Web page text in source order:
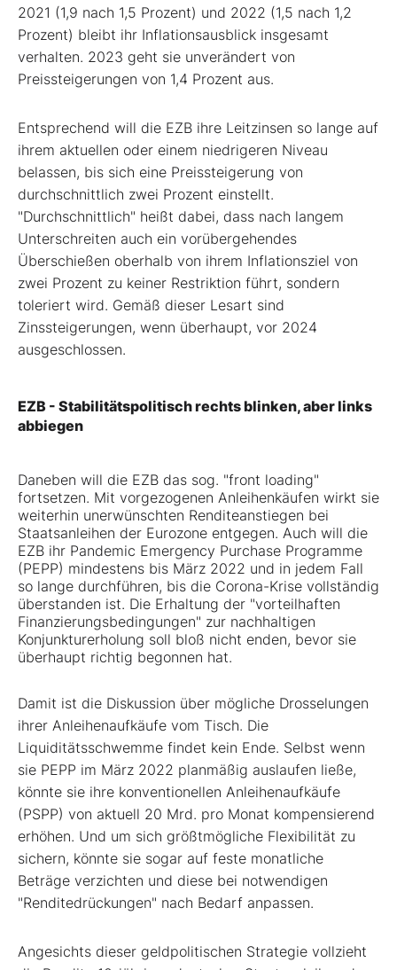
2021 (1,9 nach 1,5 Prozent) und 2022 (1,5 nach 1,2
Prozent) bleibt ihr Inflationsausblick insgesamt
verhalten. 2023 geht sie unverändert von
Preissteigerungen von 1,4 Prozent aus.
Entsprechend will die EZB ihre Leitzinsen so lange auf
ihrem aktuellen oder einem niedrigeren Niveau
belassen, bis sich eine Preissteigerung von
durchschnittlich zwei Prozent einstellt.
"Durchschnittlich" heißt dabei, dass nach langem
Unterschreiten auch ein vorübergehendes
Überschießen oberhalb von ihrem Inflationsziel von
zwei Prozent zu keiner Restriktion führt, sondern
toleriert wird. Gemäß dieser Lesart sind
Zinssteigerungen, wenn überhaupt, vor 2024
ausgeschlossen.
EZB - Stabilitätspolitisch rechts blinken, aber links
abbiegen
Daneben will die EZB das sog. "front loading"
fortsetzen. Mit vorgezogenen Anleihenkäufen wirkt sie
weiterhin unerwünschten Renditeanstiegen bei
Staatsanleihen der Eurozone entgegen. Auch will die
EZB ihr Pandemic Emergency Purchase Programme
(PEPP) mindestens bis März 2022 und in jedem Fall
so lange durchführen, bis die Corona-Krise vollständig
überstanden ist. Die Erhaltung der "vorteilhaften
Finanzierungsbedingungen" zur nachhaltigen
Konjunkturerholung soll bloß nicht enden, bevor sie
überhaupt richtig begonnen hat.
Damit ist die Diskussion über mögliche Drosselungen
ihrer Anleihenaufkäufe vom Tisch. Die
Liquiditätsschwemme findet kein Ende. Selbst wenn
sie PEPP im März 2022 planmäßig auslaufen ließe,
könnte sie ihre konventionellen Anleihenaufkäufe
(PSPP) von aktuell 20 Mrd. pro Monat kompensierend
erhöhen. Und um sich größtmögliche Flexibilität zu
sichern, könnte sie sogar auf feste monatliche
Beträge verzichten und diese bei notwendigen
"Renditedrückungen" nach Bedarf anpassen.
Angesichts dieser geldpolitischen Strategie vollzieht